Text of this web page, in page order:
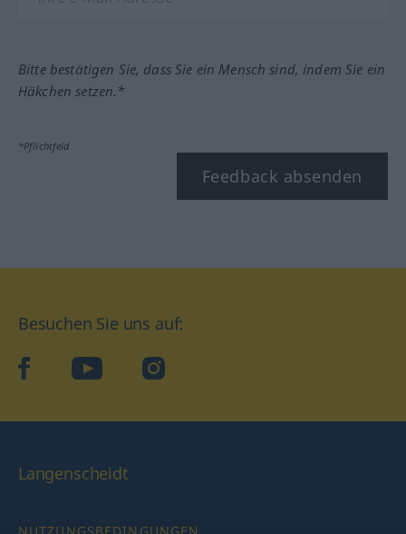
Bitte bestätigen Sie, dass Sie ein Mensch sind, indem Sie ein
Häkchen setzen.*
*Pflichtfeld
Feedback absenden
Besuchen Sie uns auf:
facebookYouTube Instagram
Langenscheidt